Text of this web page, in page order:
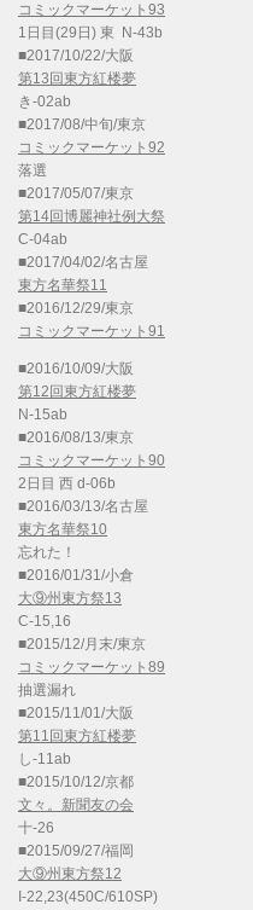
コミックマーケット93
1日目(29日) 東 N-43b
■2017/10/22/大阪
第13回東方紅楼夢
き-02ab
■2017/08/中旬/東京
コミックマーケット92
落選
■2017/05/07/東京
第14回博麗神社例大祭
C-04ab
■2017/04/02/名古屋
東方名華祭11
■2016/12/29/東京
コミックマーケット91
■2016/10/09/大阪
第12回東方紅楼夢
N-15ab
■2016/08/13/東京
コミックマーケット90
2日目 西 d-06b
■2016/03/13/名古屋
東方名華祭10
忘れた！
■2016/01/31/小倉
大⑨州東方祭13
C-15,16
■2015/12/月末/東京
コミックマーケット89
抽選漏れ
■2015/11/01/大阪
第11回東方紅楼夢
し-11ab
■2015/10/12/京都
文々。新聞友の会
十-26
■2015/09/27/福岡
大⑨州東方祭12
I-22,23(450C/610SP)